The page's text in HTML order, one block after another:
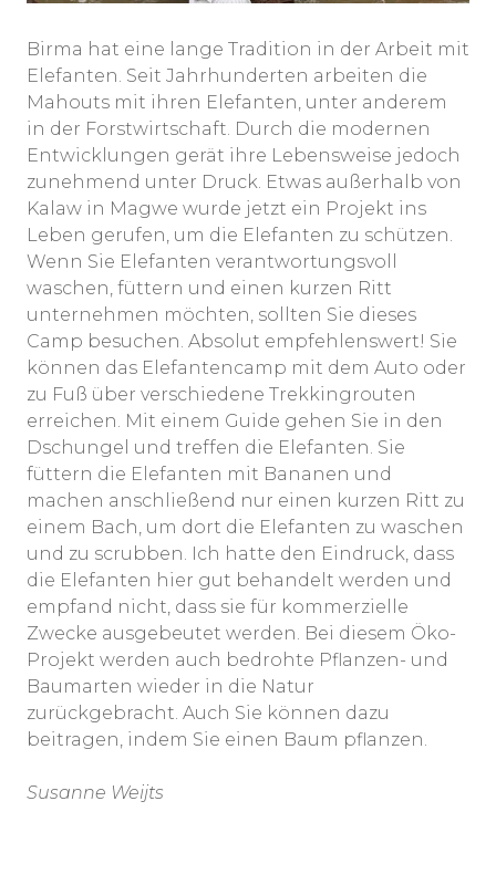
Birma hat eine lange Tradition in der Arbeit mit
Elefanten. Seit Jahrhunderten arbeiten die
Mahouts mit ihren Elefanten, unter anderem
in der Forstwirtschaft. Durch die modernen
Entwicklungen gerät ihre Lebensweise jedoch
zunehmend unter Druck. Etwas außerhalb von
Kalaw in Magwe wurde jetzt ein Projekt ins
Leben gerufen, um die Elefanten zu schützen.
Wenn Sie Elefanten verantwortungsvoll
waschen, füttern und einen kurzen Ritt
unternehmen möchten, sollten Sie dieses
Camp besuchen. Absolut empfehlenswert! Sie
können das Elefantencamp mit dem Auto oder
zu Fuß über verschiedene Trekkingrouten
erreichen. Mit einem Guide gehen Sie in den
Dschungel und treffen die Elefanten. Sie
füttern die Elefanten mit Bananen und
machen anschließend nur einen kurzen Ritt zu
einem Bach, um dort die Elefanten zu waschen
und zu scrubben. Ich hatte den Eindruck, dass
die Elefanten hier gut behandelt werden und
empfand nicht, dass sie für kommerzielle
Zwecke ausgebeutet werden. Bei diesem Öko-
Projekt werden auch bedrohte Pflanzen- und
Baumarten wieder in die Natur
zurückgebracht. Auch Sie können dazu
beitragen, indem Sie einen Baum pflanzen.
Susanne Weijts